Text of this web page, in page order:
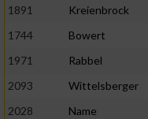
1891
Kreienbrock
1744
Bowert
1971
Rabbel
2093
Wittelsberger
2028
Name
von Inhalten
personalisierter Inhalte